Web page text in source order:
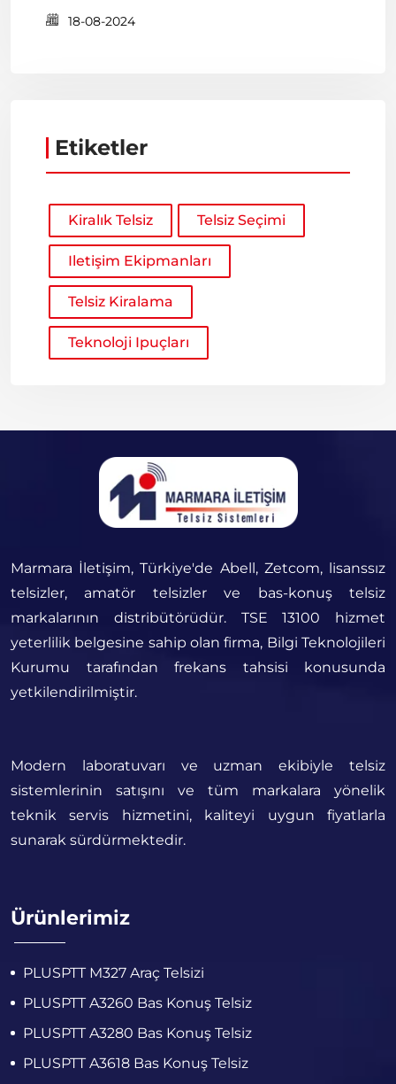
18-08-2024
Etiketler
Kiralık Telsiz Telsiz Seçimi
Iletişim Ekipmanları
Telsiz Kiralama
Teknoloji Ipuçları
Marmara İletişim, Türkiye'de Abell, Zetcom, lisanssız
telsizler, amatör telsizler ve bas-konuş telsiz
markalarının distribütörüdür. TSE 13100 hizmet
yeterlilik belgesine sahip olan firma, Bilgi Teknolojileri
Kurumu tarafından frekans tahsisi konusunda
yetkilendirilmiştir.
Modern laboratuvarı ve uzman ekibiyle telsiz
sistemlerinin satışını ve tüm markalara yönelik
teknik servis hizmetini, kaliteyi uygun fiyatlarla
sunarak sürdürmektedir.
Ürünlerimiz
PLUSPTT M327 Araç Telsizi
PLUSPTT A3260 Bas Konuş Telsiz
PLUSPTT A3280 Bas Konuş Telsiz
PLUSPTT A3618 Bas Konuş Telsiz